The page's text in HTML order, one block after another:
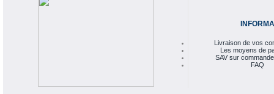
Livraison de vos
Les moyens de
SAV sur
FAQ